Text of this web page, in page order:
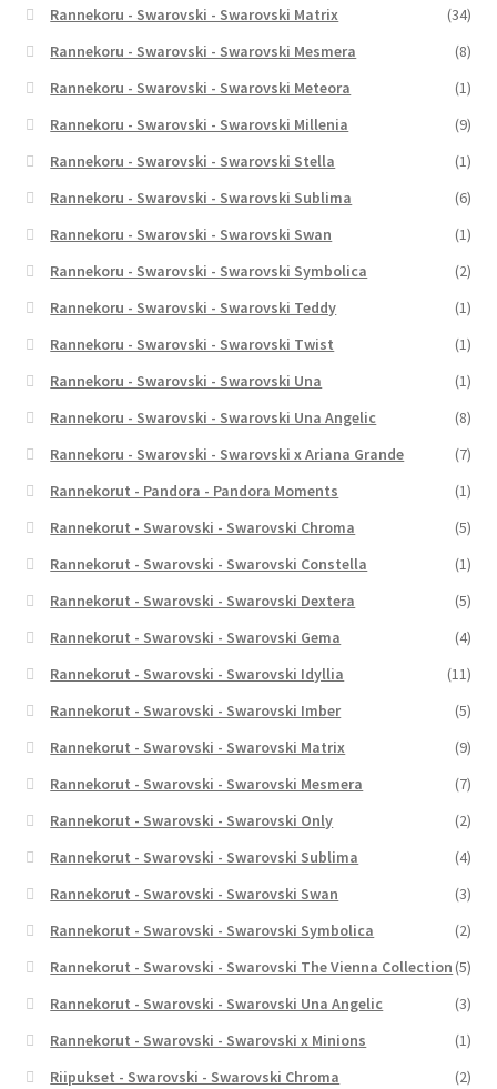
Rannekoru - Swarovski - Swarovski Matrix
(34)
Rannekoru - Swarovski - Swarovski Mesmera
(8)
Rannekoru - Swarovski - Swarovski Meteora
(1)
Rannekoru - Swarovski - Swarovski Millenia
(9)
Rannekoru - Swarovski - Swarovski Stella
(1)
Rannekoru - Swarovski - Swarovski Sublima
(6)
Rannekoru - Swarovski - Swarovski Swan
(1)
Rannekoru - Swarovski - Swarovski Symbolica
(2)
Rannekoru - Swarovski - Swarovski Teddy
(1)
Rannekoru - Swarovski - Swarovski Twist
(1)
Rannekoru - Swarovski - Swarovski Una
(1)
Rannekoru - Swarovski - Swarovski Una Angelic
(8)
Rannekoru - Swarovski - Swarovski x Ariana Grande
(7)
Rannekorut - Pandora - Pandora Moments
(1)
Rannekorut - Swarovski - Swarovski Chroma
(5)
Rannekorut - Swarovski - Swarovski Constella
(1)
Rannekorut - Swarovski - Swarovski Dextera
(5)
Rannekorut - Swarovski - Swarovski Gema
(4)
Rannekorut - Swarovski - Swarovski Idyllia
(11)
Rannekorut - Swarovski - Swarovski Imber
(5)
Rannekorut - Swarovski - Swarovski Matrix
(9)
Rannekorut - Swarovski - Swarovski Mesmera
(7)
Rannekorut - Swarovski - Swarovski Only
(2)
Rannekorut - Swarovski - Swarovski Sublima
(4)
Rannekorut - Swarovski - Swarovski Swan
(3)
Rannekorut - Swarovski - Swarovski Symbolica
(2)
Rannekorut - Swarovski - Swarovski The Vienna Collection (5)
Rannekorut - Swarovski - Swarovski Una Angelic
(3)
Rannekorut - Swarovski - Swarovski x Minions
(1)
Riipukset - Swarovski - Swarovski Chroma
(2)